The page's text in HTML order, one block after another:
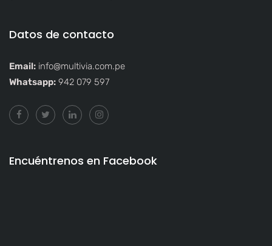
Datos de contacto
Email: info@multivia.com.pe
Whatsapp: 942 079 597
Encuéntrenos en Facebook